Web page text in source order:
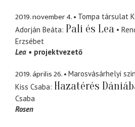
2019. november 4.
Tompa társulat
Adorján Beáta Pali és Lea
Erzsébet
Lea
projektvezető
2019. április 26.
Marosvásárhelyi
Kiss Csaba Hazatérés
Csaba
Rosen